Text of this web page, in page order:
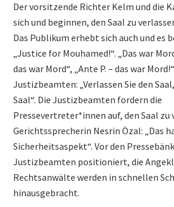
Der vorsitzende Richter Kelm und die
sich und beginnen, den Saal zu
Das Publikum erhebt sich auch und es
„Justice for Mouhamed!“. „Das war
das war Mord“, „Ante P. – das war
Justizbeamten: „Verlassen Sie den
Saal“. Die Justizbeamten fordern die
Pressevertreter*innen auf, den Saal zu
Gerichtssprecherin Nesrin Özal: „Das
Sicherheitsaspekt“. Vor den
Justizbeamten positioniert, die
Rechtsanwälte werden in schnellen
hinausgebracht.